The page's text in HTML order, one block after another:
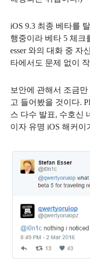
iOS 9.3 최종 베타를
행중이라 베타 5 체크
esser 와의 대화 중 자
타에서도 문제 없이
보안에 관해서 조금
고 들어봤을 것이다.
스 다수 발표, 수호신
이자 유명 iOS 해커이